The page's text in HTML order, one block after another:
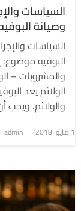
السياسات
وصيانة
السياسات
البوفيه موضوع:
الولائم يعد
والولائم، ويجب
نُشر1 مايو، 2018 admin